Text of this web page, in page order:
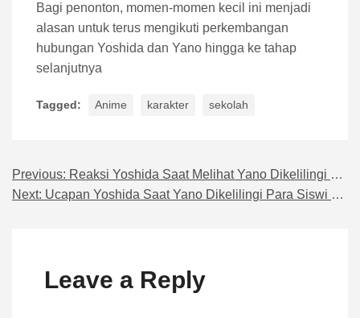
Bagi penonton, momen-momen kecil ini menjadi
alasan untuk terus mengikuti perkembangan
hubungan Yoshida dan Yano hingga ke tahap
selanjutnya
Tagged: Anime karakter sekolah
Navigasi pos
Previous: Reaksi Yoshida Saat Melihat Yano Dikelilingi Perempuan
Next: Ucapan Yoshida Saat Yano Dikelilingi Para Siswi di Kelas
Leave a Reply